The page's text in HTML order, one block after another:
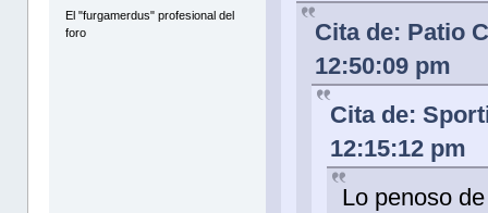
El "furgamerdus" profesional del
foro
Cita de: Patio
12:50:09 pm
Cita de:
12:15:12 pm
Lo penoso